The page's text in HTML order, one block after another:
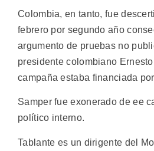
Colombia, en tanto, fue
febrero por segundo año
argumento de pruebas no
presidente colombiano
campaña estaba financiada
Samper fue exonerado de ee
político interno.
Tablante es un dirigente del